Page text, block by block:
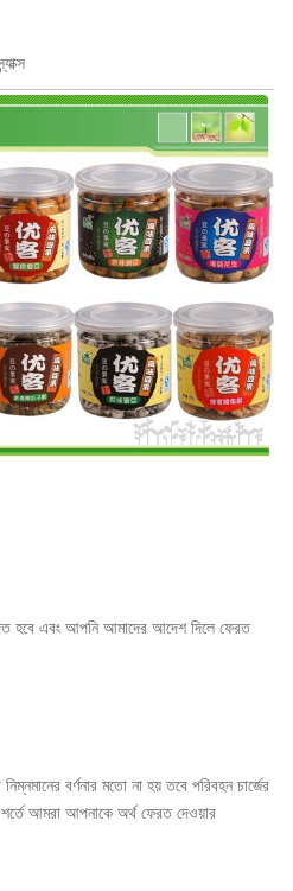
হবে এবং আপনি আমাদের আদেশ দিলে ফেরত
বর্ণনার মতো না হয় তবে পরিবহন চার্জের
আমরা আপনাকে অর্থ ফেরত দেওয়ার